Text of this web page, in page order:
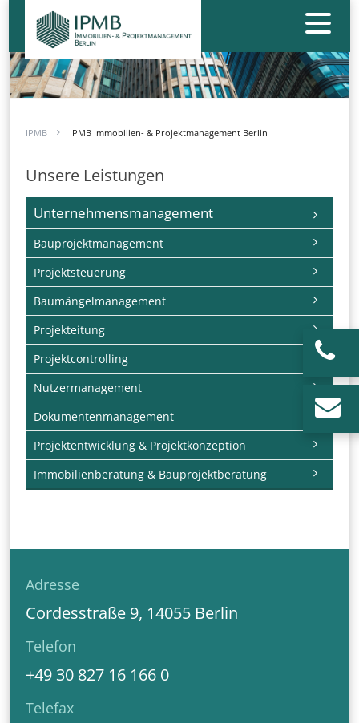
IPMB IPMB Immobilien- & Projektmanagement Berlin
Unsere Leistungen
Navigation
überspringen
Unternehmensmanagement
Bauprojektmanagement
Projektsteuerung
Baumängelmanagement
Projekteitung
Projektcontrolling
Nutzermanagement
Dokumentenmanagement
Projektentwicklung & Projektkonzeption
Immobilienberatung & Bauprojektberatung
Adresse
Cordesstraße 9, 14055 Berlin
Telefon
+49 30 827 16 166 0
Telefax